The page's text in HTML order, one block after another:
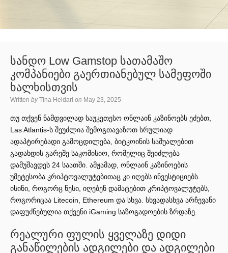
სანდო Low Gamstop სათამაშო
კომპანიები გაერთიანებულ სამეფოში
ხალხისთვის
Written by Tina Heidari on May 23, 2025
თუ თქვენ ნამდვილად საუკეთესო ონლაინ კაზინოებს ეძებთ,
Las Atlantis-ს შეუძლია შემოგთავაზოთ სრულიად
ადაპტირებადი გამოცდილება, ბიტკოინის საშუალებით
გადახდის გარეშე საკომისიო, რომელიც შეიძლება
დამუშავდეს 24 საათში. ამჟამად, ონლაინ კაზინოების
უმეტესობა კრიპტოვალუტებითაც კი იღებს ინვესტიციებს.
ისინი, როგორც წესი, იღებენ დამატებით კრიპტოვალუტებს,
როგორიცაა Litecoin, Ethereum და სხვა. სხვადასხვა არჩევანი
დაფუძნებულია თქვენი iGaming საზოგადოების ზრდაზე.
რეალური ფულის ყველაზე დიდი
განაწილების ადგილები და ადგილები